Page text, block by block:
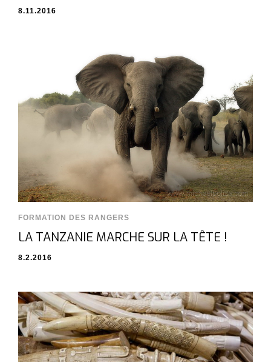
8.11.2016
FORMATION DES RANGERS
LA TANZANIE MARCHE SUR LA TÊTE !
8.2.2016